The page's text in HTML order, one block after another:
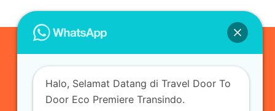
admin@ecopremieretransindo.com
Halo, Selamat Datang di Travel Door To
Door Eco Premiere Transindo.